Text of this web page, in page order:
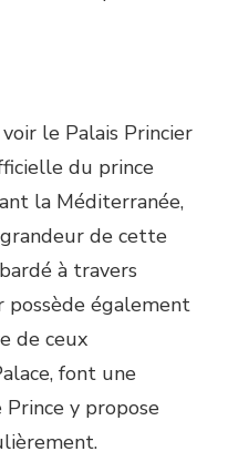
le Palais Princier
du prince
la Méditerranée,
de cette
à travers
possède également
de ceux
font une
y propose